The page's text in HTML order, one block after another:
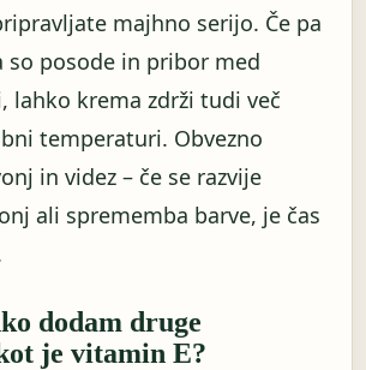
majhno serijo. Če pa
so posode in pribor med
lahko krema zdrži tudi več
temperaturi. Obvezno
in videz – če se razvije
ali sprememba barve, je čas
dodam druge
je vitamin E?